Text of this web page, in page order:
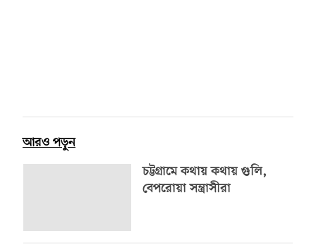
আরও পড়ুন
চট্টগ্রামে কথায় কথায় গুলি,
বেপরোয়া সন্ত্রাসীরা